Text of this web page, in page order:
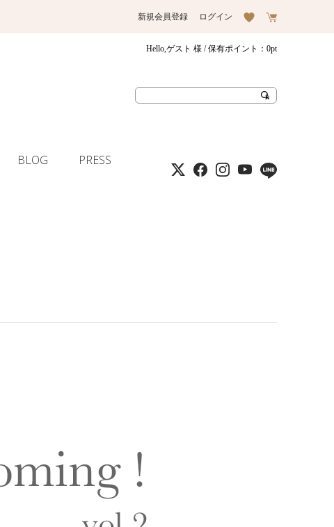
新規会員登録 ログイン
Hello,ゲスト 様 / 保有ポイント： 0pt
BLOG PRESS